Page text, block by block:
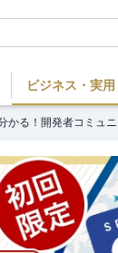
ビジネス ・実用
かる！開発者コミュ